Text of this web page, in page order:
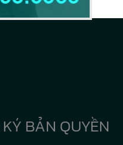
BẢN QUYỀN